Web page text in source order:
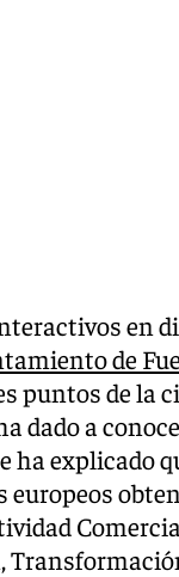
en
de
puntos de la
dado a
ha explicado
europeos